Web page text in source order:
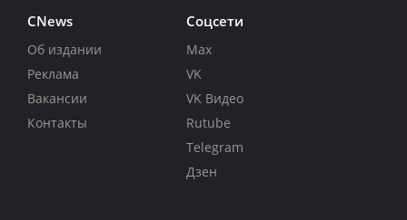
CNews
Об издании
Реклама
Вакансии
Контакты
Соцсети
Max
VK
VK Видео
Rutube
Telegram
Дзен